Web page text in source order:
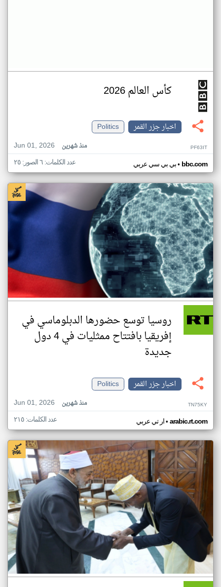
كأس العالم 2026
اخبار جزر القمر
Politics
Jun 01, 2026
منذ شهرين PF63IT
بي بي سي عربي• bbc.com عدد الكلمات: ٦ الصور: ٢٥
روسيا توسع حضورها الدبلوماسي في
إفريقيا بافتتاح ممثليات في 4 دول
جديدة
اخبار جزر القمر
Politics
Jun 01, 2026
منذ شهرين TN75KY
ار تي عربي• arabic.rt.com عدد الكلمات: ٢١٥